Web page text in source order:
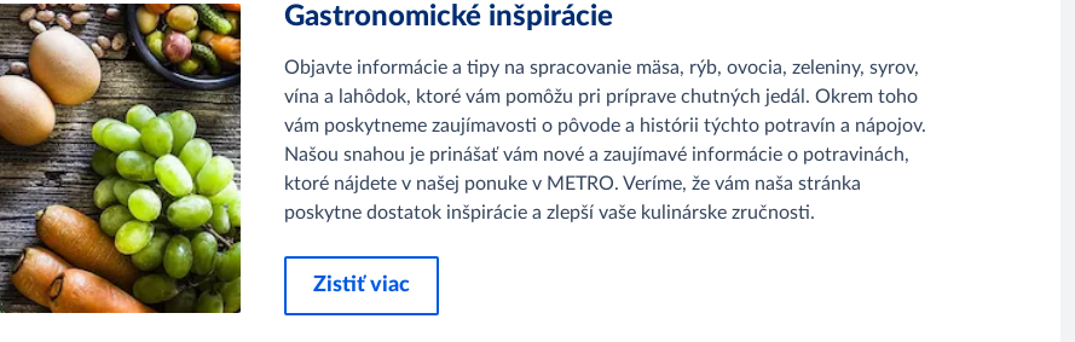
Gastronomické inšpirácie
Objavte informácie a tipy na spracovanie mäsa, rýb, ovocia, zeleniny, syrov,
vína a lahôdok, ktoré vám pomôžu pri príprave chutných jedál. Okrem toho
vám poskytneme zaujímavosti o pôvode a histórii týchto potravín a nápojov.
Našou snahou je prinášať vám nové a zaujímavé informácie o potravinách,
ktoré nájdete v našej ponuke v METRO. Veríme, že vám naša stránka
poskytne dostatok inšpirácie a zlepší vaše kulinárske zručnosti.
Zistiť viac